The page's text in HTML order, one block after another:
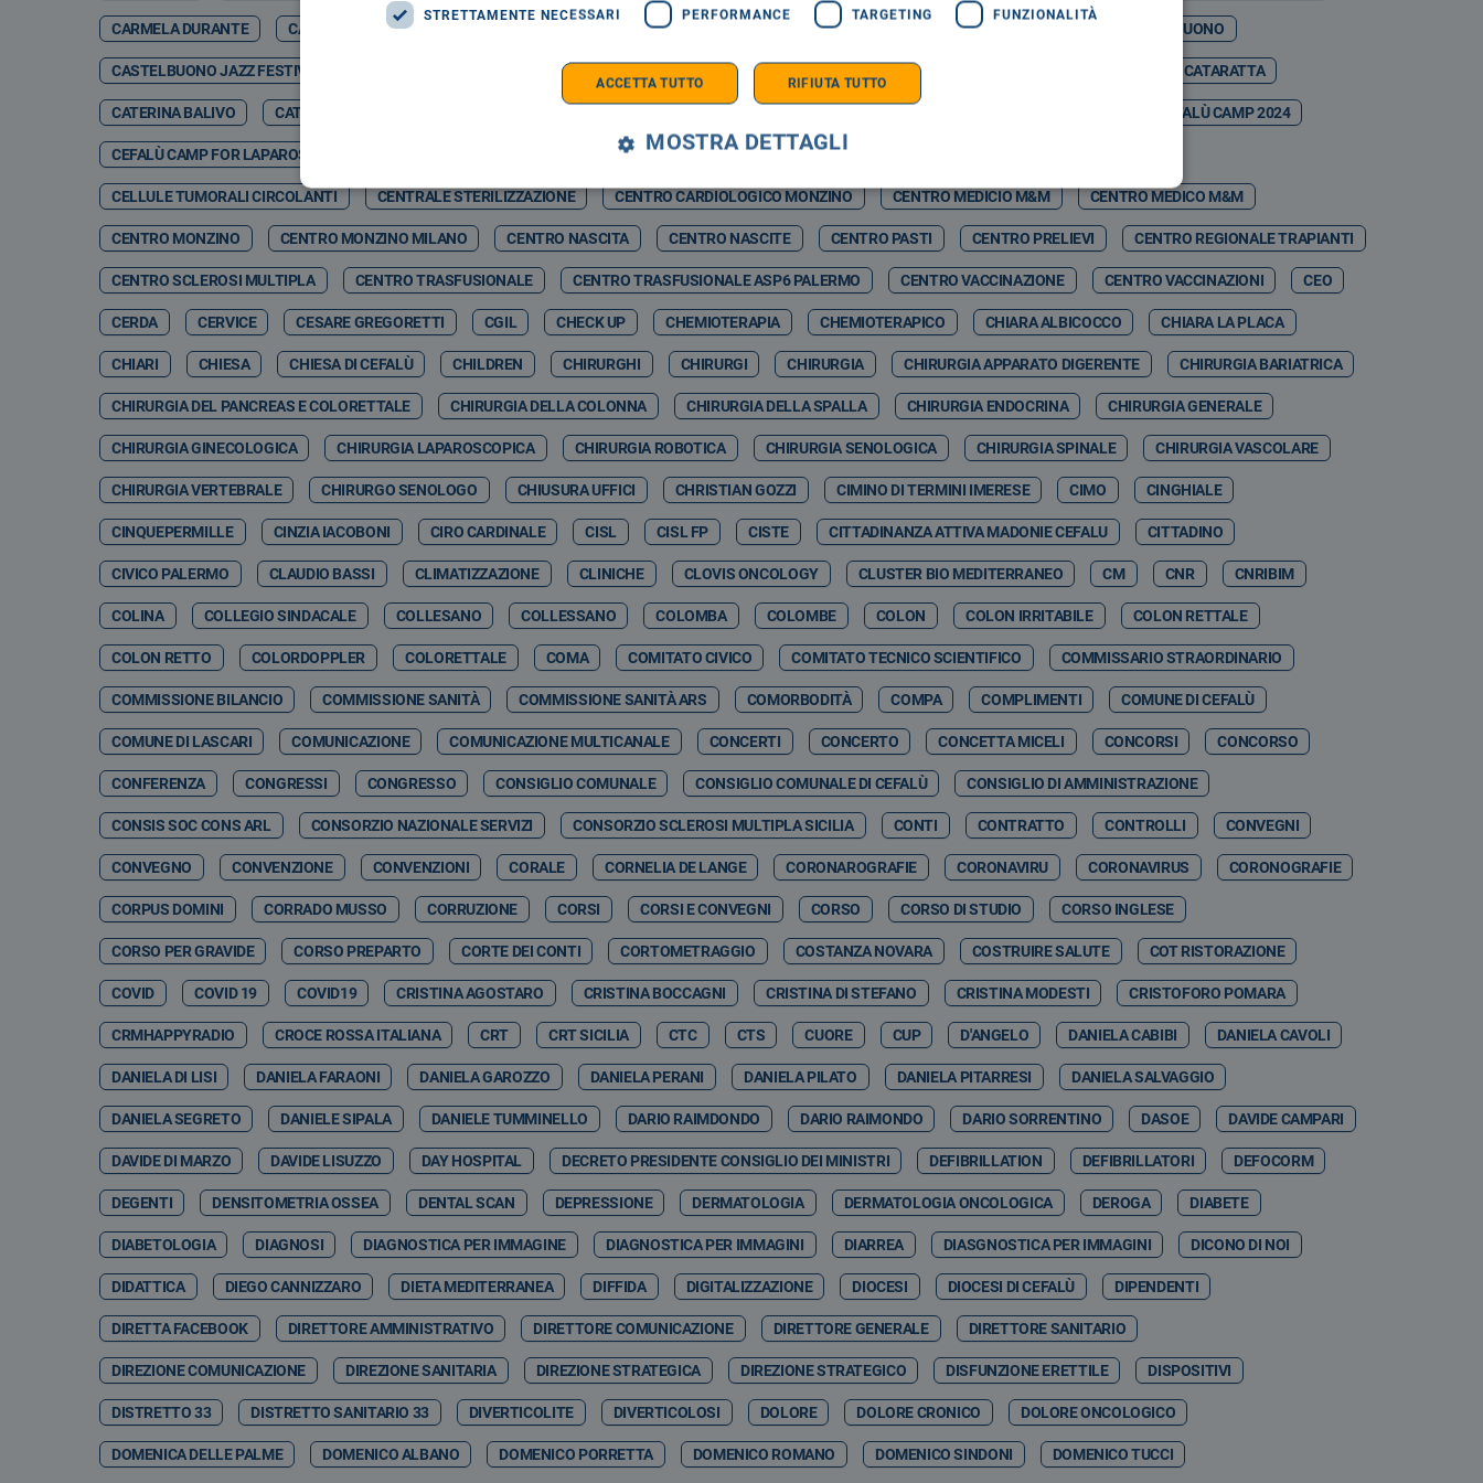
CARMELA DURANTE CARMELO DI GIORGIO CASAGIT SALUTE CASERMA BOTTA CASO MARTINA CASTELBUONO
CASTELBUONO JAZZ FESTIVAL CASTELBUONO JAZZ WINTER CASTELBUONO SCIENZA CASTELBUONO WINTER FESTIVAL CATARATTA
CATERINA BALIVO CATETERE TETRAPOLARE CEFALÙ CAMP 2024
CEFALÙ CAMP FOR LAPAROSCOPIC & ROBOTIC SURGERY & ARTIFCIAL INTELLIGENCE CEFALÙ ENERGIA SPA
CELLULE TUMORALI CIRCOLANTI CENTRALE STERILIZZAZIONE CENTRO CARDIOLOGICO MONZINO CENTRO MEDICIO M&M CENTRO MEDICO M&M
CENTRO MONZINO CENTRO MONZINO MILANO CENTRO NASCITA CENTRO NASCITE CENTRO PASTI CENTRO PRELIEVI CENTRO REGIONALE TRAPIANTI
CENTRO SCLEROSI MULTIPLA CENTRO TRASFUSIONALE CENTRO TRASFUSIONALE ASP6 PALERMO CENTRO VACCINAZIONE CENTRO VACCINAZIONI CEO
CERDA CERVICE CESARE GREGORETTI CGIL CHECK UP CHEMIOTERAPIA CHEMIOTERAPICO CHIARA ALBICOCCO CHIARA LA PLACA
CHIARI CHIESA CHIESA DI CEFALÙ CHILDREN CHIRURGHI CHIRURGI CHIRURGIA CHIRURGIA APPARATO DIGERENTE CHIRURGIA BARIATRICA
CHIRURGIA DEL PANCREAS E COLORETTALE CHIRURGIA DELLA COLONNA CHIRURGIA DELLA SPALLA CHIRURGIA ENDOCRINA CHIRURGIA GENERALE
CHIRURGIA GINECOLOGICA CHIRURGIA LAPAROSCOPICA CHIRURGIA ROBOTICA CHIRURGIA SENOLOGICA CHIRURGIA SPINALE CHIRURGIA VASCOLARE
CHIRURGIA VERTEBRALE CHIRURGO SENOLOGO CHIUSURA UFFICI CHRISTIAN GOZZI CIMINO DI TERMINI IMERESE CIMO CINGHIALE
CINQUEPERMILLE CINZIA IACOBONI CIRO CARDINALE CISL CISL FP CISTE CITTADINANZA ATTIVA MADONIE CEFALU CITTADINO
CIVICO PALERMO CLAUDIO BASSI CLIMATIZZAZIONE CLINICHE CLOVIS ONCOLOGY CLUSTER BIO MEDITERRANEO CM CNR CNRIBIM
COLINA COLLEGIO SINDACALE COLLESANO COLLESSANO COLOMBA COLOMBE COLON COLON IRRITABILE COLON RETTALE
COLON RETTO COLORDOPPLER COLORETTALE COMA COMITATO CIVICO COMITATO TECNICO SCIENTIFICO COMMISSARIO STRAORDINARIO
COMMISSIONE BILANCIO COMMISSIONE SANITÀ COMMISSIONE SANITÀ ARS COMORBODITÀ COMPA COMPLIMENTI COMUNE DI CEFALÙ
COMUNE DI LASCARI COMUNICAZIONE COMUNICAZIONE MULTICANALE CONCERTI CONCERTO CONCETTA MICELI CONCORSI CONCORSO
CONFERENZA CONGRESSI CONGRESSO CONSIGLIO COMUNALE CONSIGLIO COMUNALE DI CEFALÙ CONSIGLIO DI AMMINISTRAZIONE
CONSIS SOC CONS ARL CONSORZIO NAZIONALE SERVIZI CONSORZIO SCLEROSI MULTIPLA SICILIA CONTI CONTRATTO CONTROLLI CONVEGNI
CONVEGNO CONVENZIONE CONVENZIONI CORALE CORNELIA DE LANGE CORONAROGRAFIE CORONAVIRU CORONAVIRUS CORONOGRAFIE
CORPUS DOMINI CORRADO MUSSO CORRUZIONE CORSI CORSI E CONVEGNI CORSO CORSO DI STUDIO CORSO INGLESE
CORSO PER GRAVIDE CORSO PREPARTO CORTE DEI CONTI CORTOMETRAGGIO COSTANZA NOVARA COSTRUIRE SALUTE COT RISTORAZIONE
COVID COVID 19 COVID19 CRISTINA AGOSTARO CRISTINA BOCCAGNI CRISTINA DI STEFANO CRISTINA MODESTI CRISTOFORO POMARA
CRMHAPPYRADIO CROCE ROSSA ITALIANA CRT CRT SICILIA CTC CTS CUORE CUP D'ANGELO DANIELA CABIBI DANIELA CAVOLI
DANIELA DI LISI DANIELA FARAONI DANIELA GAROZZO DANIELA PERANI DANIELA PILATO DANIELA PITARRESI DANIELA SALVAGGIO
DANIELA SEGRETO DANIELE SIPALA DANIELE TUMMINELLO DARIO RAIMDONDO DARIO RAIMONDO DARIO SORRENTINO DASOE DAVIDE CAMPARI
DAVIDE DI MARZO DAVIDE LISUZZO DAY HOSPITAL DECRETO PRESIDENTE CONSIGLIO DEI MINISTRI DEFIBRILLATION DEFIBRILLATORI DEFOCORM
DEGENTI DENSITOMETRIA OSSEA DENTAL SCAN DEPRESSIONE DERMATOLOGIA DERMATOLOGIA ONCOLOGICA DEROGA DIABETE
DIABETOLOGIA DIAGNOSI DIAGNOSTICA PER IMMAGINE DIAGNOSTICA PER IMMAGINI DIARREA DIASGNOSTICA PER IMMAGINI DICONO DI NOI
DIDATTICA DIEGO CANNIZZARO DIETA MEDITERRANEA DIFFIDA DIGITALIZZAZIONE DIOCESI DIOCESI DI CEFALÙ DIPENDENTI
DIRETTA FACEBOOK DIRETTORE AMMINISTRATIVO DIRETTORE COMUNICAZIONE DIRETTORE GENERALE DIRETTORE SANITARIO
DIREZIONE COMUNICAZIONE DIREZIONE SANITARIA DIREZIONE STRATEGICA DIREZIONE STRATEGICO DISFUNZIONE ERETTILE DISPOSITIVI
DISTRETTO 33 DISTRETTO SANITARIO 33 DIVERTICOLITE DIVERTICOLOSI DOLORE DOLORE CRONICO DOLORE ONCOLOGICO
DOMENICA DELLE PALME DOMENICO ALBANO DOMENICO PORRETTA DOMENICO ROMANO DOMENICO SINDONI DOMENICO TUCCI
STRETTAMENTE NECESSARI PERFORMANCE TARGETING FUNZIONALITÀ
ACCETTA TUTTO RIFIUTA TUTTO
MOSTRA DETTAGLI